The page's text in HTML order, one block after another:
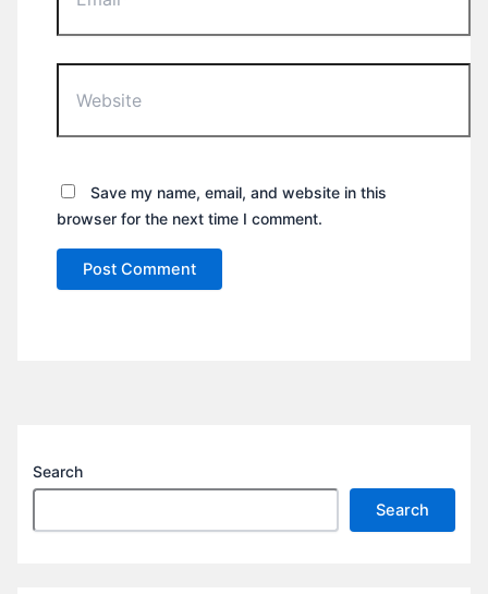
Save my name, email, and website in this
browser for the next time I comment.
Search
Search